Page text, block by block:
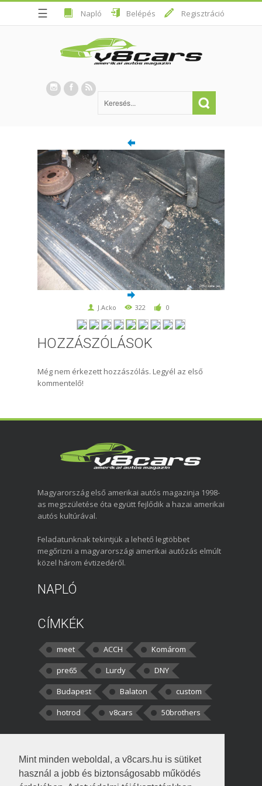
Mint minden weboldal, a v8cars.hu is sütiket
használ a jobb és biztonságosabb működés
☰ Napló Belépés Regisztráció
J.Acko 322 0
HOZZÁSZÓLÁSOK
Még nem érkezett hozzászólás. Legyél az első
kommentelő!
Magyarország első amerikai autós magazinja 1998-
as megszületése óta együtt fejlődik a hazai amerikai
autós kultúrával.
Feladatunknak tekintjük a lehető legtöbbet
megőrizni a magyarországi amerikai autózás elmúlt
közel három évtizedéről.
NAPLÓ
CÍMKÉK
meet ACCH
Komárom
pre65
Lurdy
DNY
Budapest
Balaton
custom
hotrod
v8cars 50brothers
kortisz:Elszúrtam! Én csak két
darabbaal számoltam. Nem tudtam, hogy fél autót,